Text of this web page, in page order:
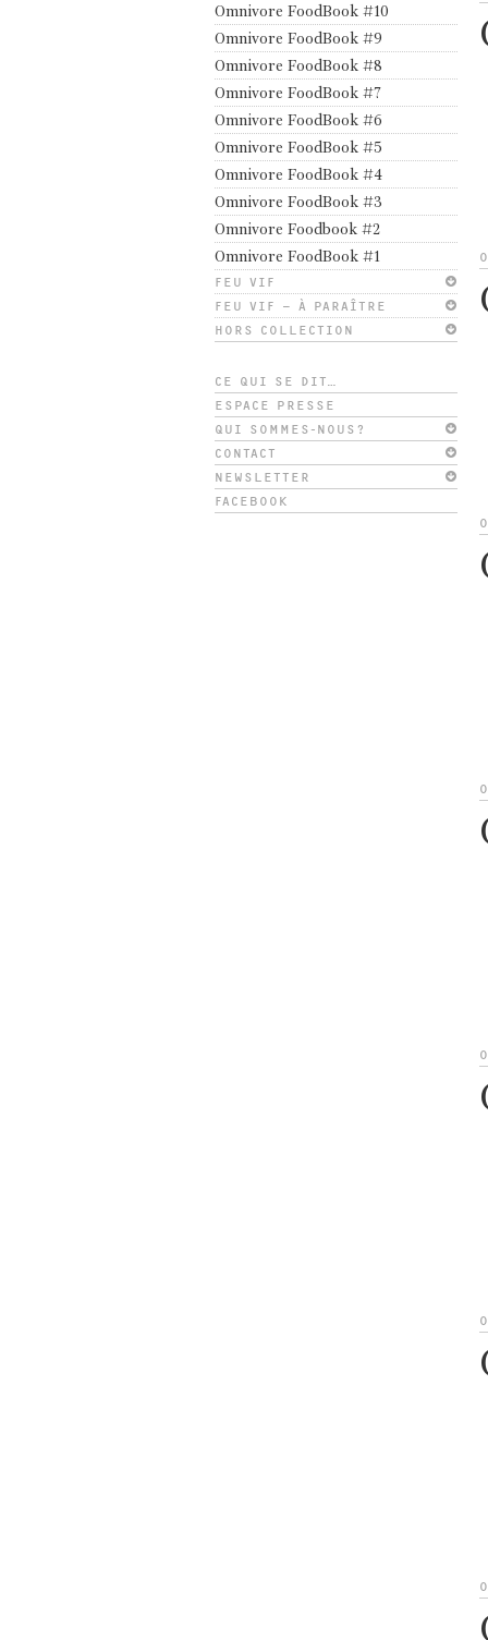
Omnivore FoodBook #10
Omnivore FoodBook #9
Omnivore FoodBook #8
Omnivore FoodBook #7
Omnivore FoodBook #6
Omnivore FoodBook #5
Omnivore FoodBook #4
Omnivore FoodBook #3
Omnivore Foodbook #2
Omnivore FoodBook #1
FEU VIF
FEU VIF – À PARAÎTRE
HORS COLLECTION
CE QUI SE DIT…
ESPACE PRESSE
QUI SOMMES-NOUS?
CONTACT
NEWSLETTER
FACEBOOK